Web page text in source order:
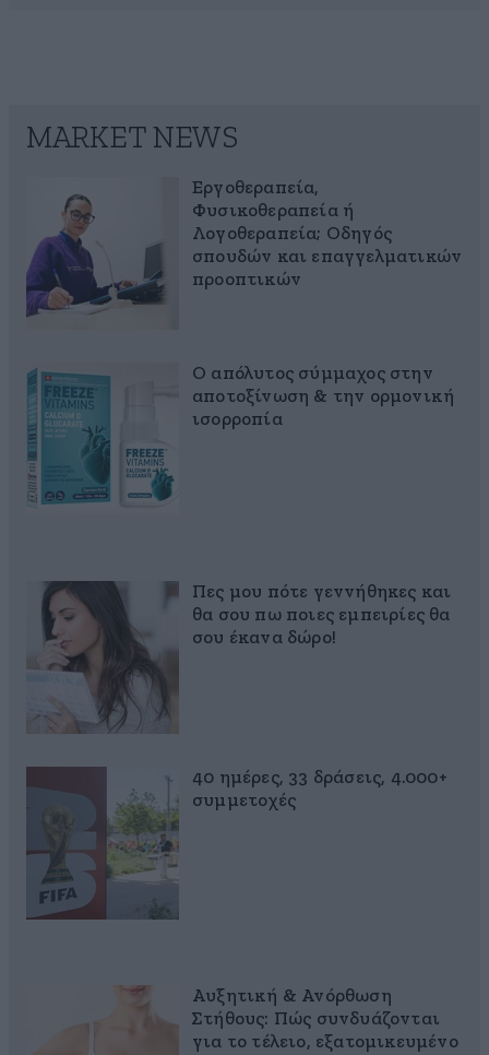
MARKET NEWS
Εργοθεραπεία,
Φυσικοθεραπεία ή
Λογοθεραπεία; Οδηγός
σπουδών και επαγγελματικών
προοπτικών
Ο απόλυτος σύμμαχος στην
αποτοξίνωση & την ορμονική
ισορροπία
Πες μου πότε γεννήθηκες και
θα σου πω ποιες εμπειρίες θα
σου έκανα δώρο!
40 ημέρες, 33 δράσεις, 4.000+
συμμετοχές
Αυξητική & Ανόρθωση
Στήθους: Πώς συνδυάζονται
για το τέλειο, εξατομικευμένο